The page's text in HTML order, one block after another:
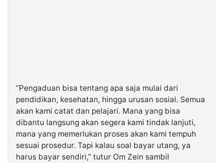
“Pengaduan bisa tentang apa saja mulai dari
pendidikan, kesehatan, hingga urusan sosial. Semua
akan kami catat dan pelajari. Mana yang bisa
dibantu langsung akan segera kami tindak lanjuti,
mana yang memerlukan proses akan kami tempuh
sesuai prosedur. Tapi kalau soal bayar utang, ya
harus bayar sendiri,” tutur Om Zein sambil